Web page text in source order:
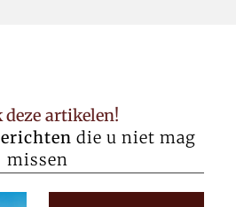
deze artikelen!
die u niet mag
missen